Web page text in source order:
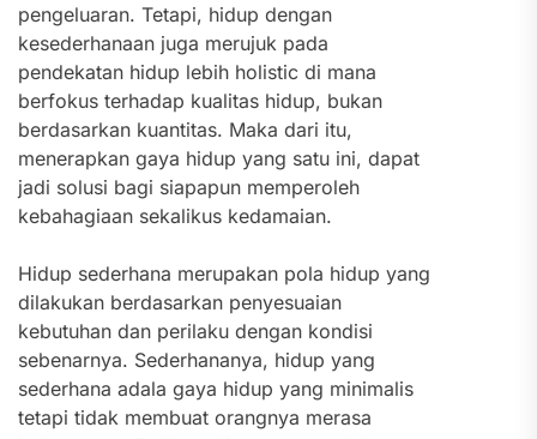
pengeluaran. Tetapi, hidup dengan
kesederhanaan juga merujuk pada
pendekatan hidup lebih holistic di mana
berfokus terhadap kualitas hidup, bukan
berdasarkan kuantitas. Maka dari itu,
menerapkan gaya hidup yang satu ini, dapat
jadi solusi bagi siapapun memperoleh
kebahagiaan sekalikus kedamaian.
Hidup sederhana merupakan pola hidup yang
dilakukan berdasarkan penyesuaian
kebutuhan dan perilaku dengan kondisi
sebenarnya. Sederhananya, hidup yang
sederhana adala gaya hidup yang minimalis
tetapi tidak membuat orangnya merasa